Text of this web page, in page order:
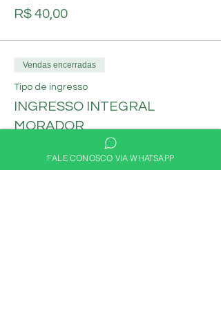
R$ 40,00
Vendas encerradas
Tipo de ingresso
INGRESSO INTEGRAL
MORADOR
Mais informações
FALE CONOSCO VIA WHATSAPP